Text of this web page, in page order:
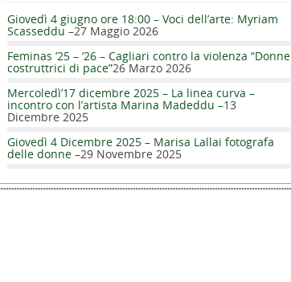
Giovedì 4 giugno ore 18:00 – Voci dell’arte: Myriam
Scasseddu –27 Maggio 2026
Feminas ’25 – ’26 – Cagliari contro la violenza “Donne
costruttrici di pace”26 Marzo 2026
Mercoledì’17 dicembre 2025 – La linea curva –
incontro con l’artista Marina Madeddu –13
Dicembre 2025
Giovedì 4 Dicembre 2025 – Marisa Lallai fotografa
delle donne –29 Novembre 2025